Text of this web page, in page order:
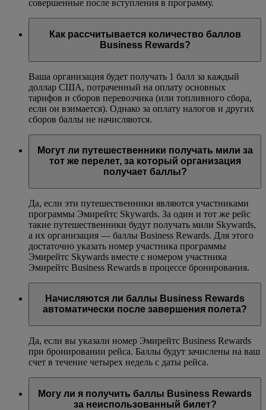
совершенные после вступления в программу.
Как рассчитывается количество баллов
Business Rewards?
Ваша организация будет получать 1 балл за каждый
доллар США, потраченный на оплату основных
тарифов и сборов перевозчика (или топливного сбора,
если он взимается). Однако за оплату налогов и других
сборов баллы не начисляются.
Могут ли путешественники получать мили за
тот же перелет, за который организация
получает баллы?
Да, если эти путешественники являются участниками
программы Эмирейтс Skywards. За один и тот же рейс
такие путешественники будут получать мили Skywards,
а их организация — баллы Business Rewards. Для этого
достаточно указать номер участника программы
Эмирейтс Skywards вместе с номером участника
Эмирейтс Business Rewards в процессе бронирования.
Начисляются ли баллы Business Rewards
автоматически после завершения полета?
Да, если вы указали номер Эмирейтс Business Rewards
при бронировании рейса. Баллы будут зачислены на ваш
счет в течение четырех недель с даты рейса.
Могу ли я получить баллы Business Rewards
за неиспользованный билет?